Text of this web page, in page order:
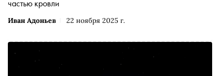
Иван Адоньев 22 ноября 2025 г.
частью кровли